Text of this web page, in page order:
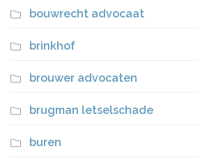
bouwrecht advocaat
brinkhof
brouwer advocaten
brugman letselschade
buren